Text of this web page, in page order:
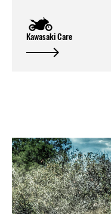
Kawasaki Care